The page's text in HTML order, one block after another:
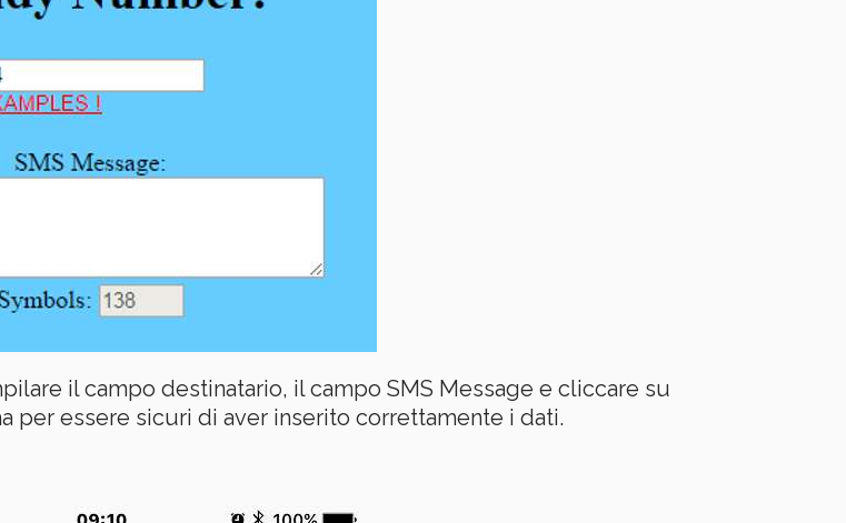
il campo destinatario, il campo SMS Message e cliccare su
per essere sicuri di aver inserito correttamente i dati.